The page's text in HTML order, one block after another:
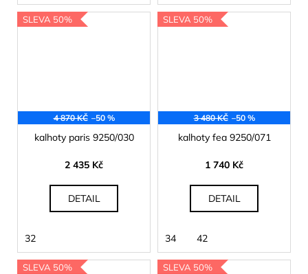
SLEVA 50%
4 870 KČ –50 %
kalhoty paris 9250/030
2 435 Kč
DETAIL
32
SLEVA 50%
3 480 KČ –50 %
kalhoty fea 9250/071
1 740 Kč
DETAIL
34 42
SLEVA 50% SLEVA 50%